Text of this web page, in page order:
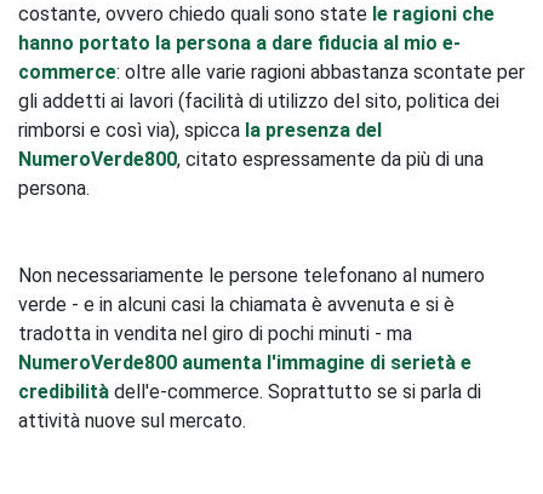
costante, ovvero chiedo quali sono state le ragioni che
hanno portato la persona a dare fiducia al mio e-
commerce: oltre alle varie ragioni abbastanza scontate per
gli addetti ai lavori (facilità di utilizzo del sito, politica dei
rimborsi e così via), spicca la presenza del
NumeroVerde800, citato espressamente da più di una
persona.
Non necessariamente le persone telefonano al numero
verde - e in alcuni casi la chiamata è avvenuta e si è
tradotta in vendita nel giro di pochi minuti - ma
NumeroVerde800 aumenta l'immagine di serietà e
credibilità dell'e-commerce. Soprattutto se si parla di
attività nuove sul mercato.